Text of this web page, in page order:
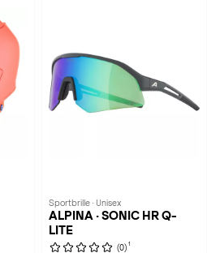
Sportbrille · Unisex
ALPINA · SONIC HR Q-
LITE
(0) 1